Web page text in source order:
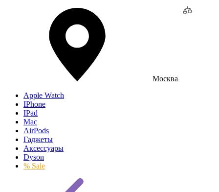
Москва
Apple Watch
IPhone
IPad
Mac
AirPods
Гаджеты
Аксессуары
Dyson
% Sale